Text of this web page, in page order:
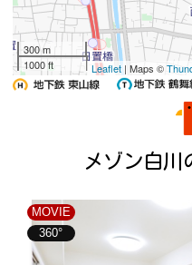
300 m
1000 ft
Leaflet | Maps ©
メゾン白川
MOVIE
360°